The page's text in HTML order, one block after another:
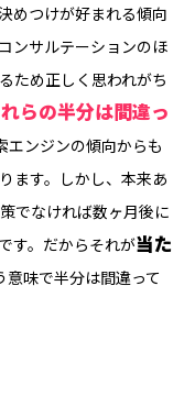
めつけが好まれる傾向
ンサルテーションのほ
ため正しく思われがち
らの半分は間違っ
ンジンの傾向からも
ます。しかし、本来あ
でなければ数ヶ月後に
す。だからそれが当た
意味で半分は間違って